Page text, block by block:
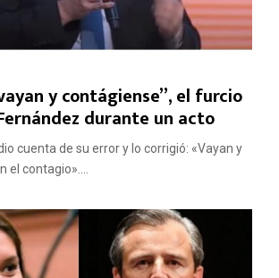
y contágiense”, el furcio
durante un acto
cuenta de su error y lo corrigió: «Vayan y
el contagio»....